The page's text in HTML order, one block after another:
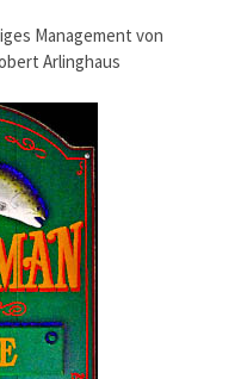
Management von
Arlinghaus